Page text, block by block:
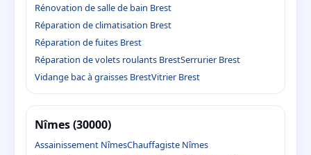
Rénovation de salle de bain Brest
Réparation de climatisation Brest
Réparation de fuites Brest
Réparation de volets roulants BrestSerrurier Brest
Vidange bac à graisses BrestVitrier Brest
Nîmes (30000)
Assainissement NîmesChauffagiste Nîmes